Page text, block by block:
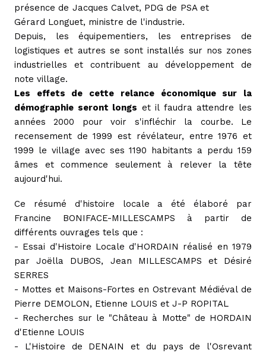
présence de Jacques Calvet, PDG de PSA et
Gérard Longuet, ministre de l'industrie.
Depuis, les équipementiers, les entreprises de
logistiques et autres se sont installés sur nos zones
industrielles et contribuent au développement de
note village.
Les effets de cette relance économique sur la
démographie seront longs et il faudra attendre les
années 2000 pour voir s'infléchir la courbe. Le
recensement de 1999 est révélateur, entre 1976 et
1999 le village avec ses 1190 habitants a perdu 159
âmes et commence seulement à relever la tête
aujourd'hui.
Ce résumé d'histoire locale a été élaboré par
Francine BONIFACE-MILLESCAMPS à partir de
différents ouvrages tels que :
- Essai d'Histoire Locale d'HORDAIN réalisé en 1979
par Joëlla DUBOS, Jean MILLESCAMPS et Désiré
SERRES
- Mottes et Maisons-Fortes en Ostrevant Médiéval de
Pierre DEMOLON, Etienne LOUIS et J-P ROPITAL
- Recherches sur le "Château à Motte" de HORDAIN
d'Etienne LOUIS
- L'Histoire de DENAIN et du pays de l'Osrevant